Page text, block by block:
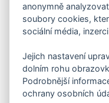
anonymně
soubory cookies,
sociální média,
Jejich nastavení
dolním rohu
Podrobnější
ochrany osobních